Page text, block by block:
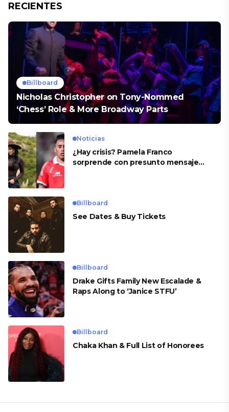
RECIENTES
Billboard
Nicholas Christopher on Tony-Nommed
‘Chess’ Role & More Broadway Parts
Noticias
¿Hay crisis? Pamela Franco
sorprende con presunto mensaje
Billboard
See Dates & Buy Tickets
Billboard
Drake Gifts Family New Escalade &
Raps Along to ‘Janice STFU’
Billboard
Chaka Khan & Full List of Honorees